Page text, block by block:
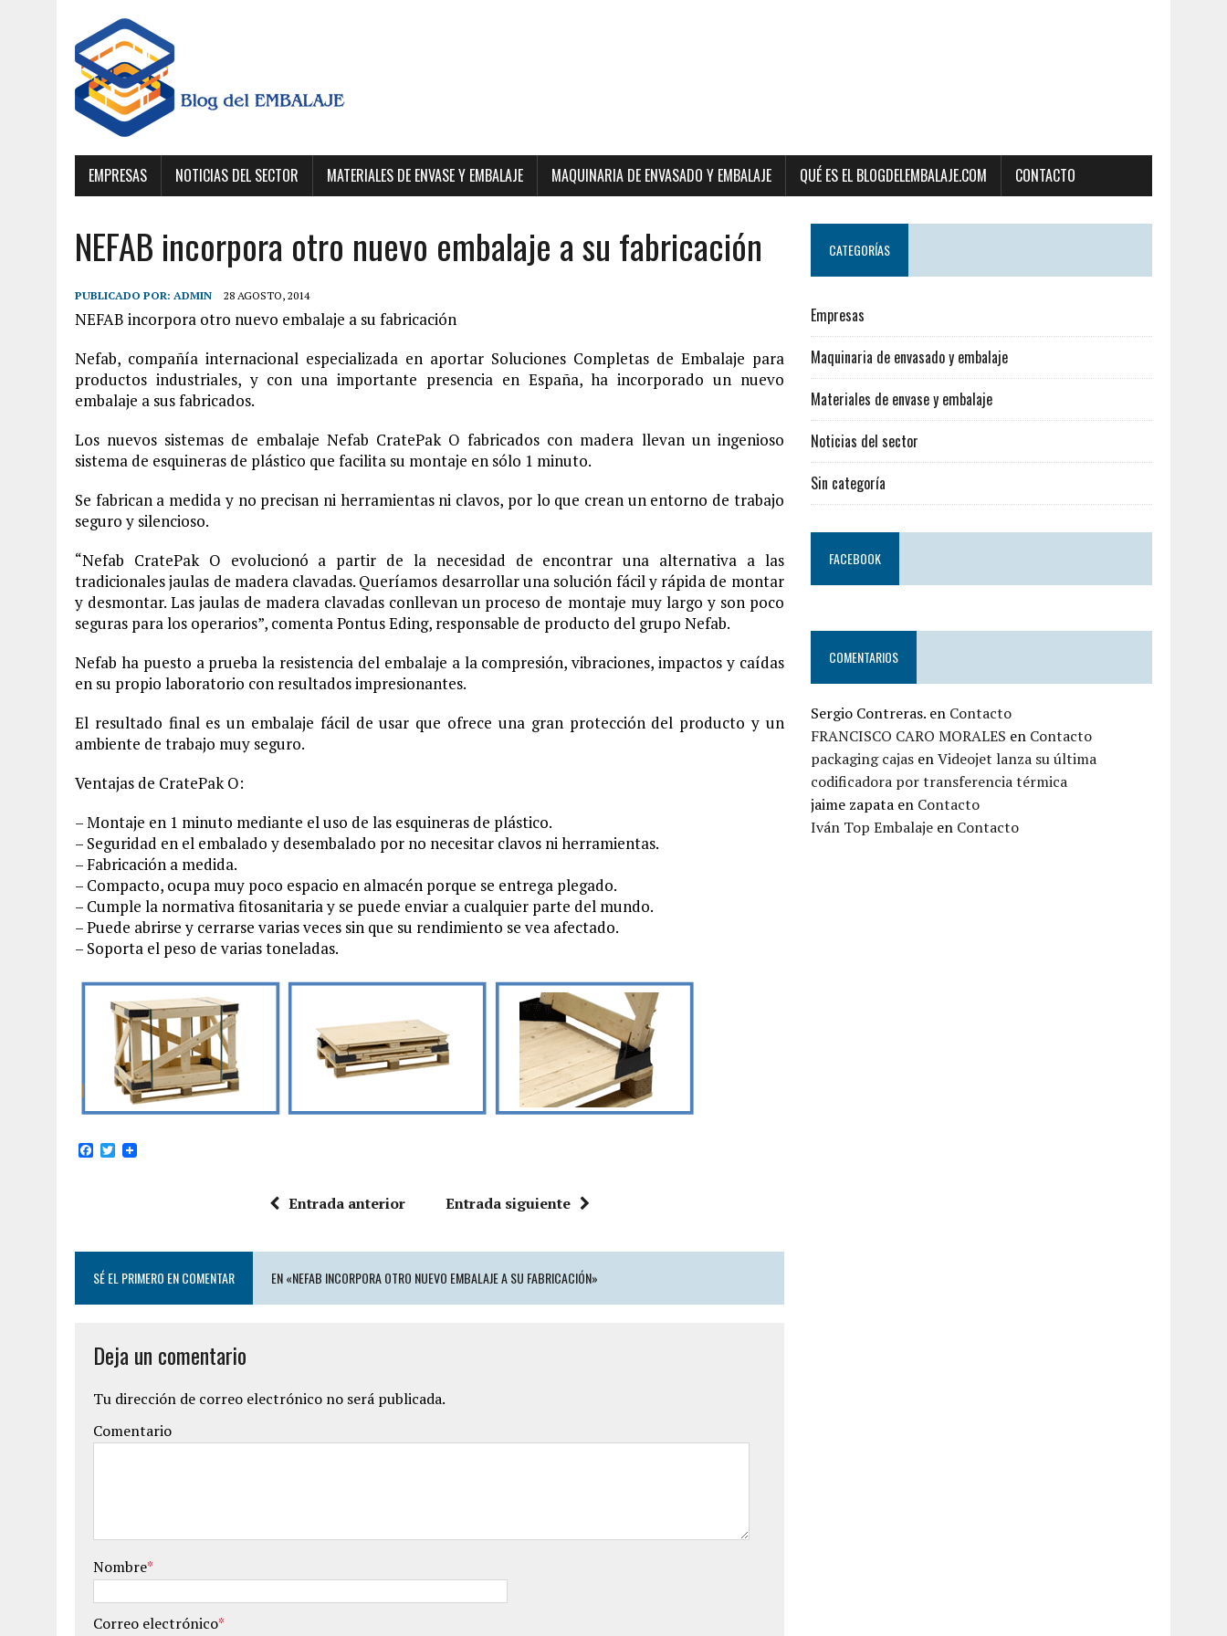
EMPRESAS NOTICIAS DEL SECTOR MATERIALES DE ENVASE Y EMBALAJE MAQUINARIA DE ENVASADO Y EMBALAJE QUÉ ES EL BLOGDELEMBALAJE.COM CONTACTO
NEFAB incorpora otro nuevo embalaje a su fabricación
PUBLICADO POR: ADMIN 28 AGOSTO, 2014
NEFAB incorpora otro nuevo embalaje a su fabricación
Nefab, compañía internacional especializada en aportar Soluciones Completas de Embalaje para
productos industriales, y con una importante presencia en España, ha incorporado un nuevo
embalaje a sus fabricados.
Los nuevos sistemas de embalaje Nefab CratePak O fabricados con madera llevan un ingenioso
sistema de esquineras de plástico que facilita su montaje en sólo 1 minuto.
Se fabrican a medida y no precisan ni herramientas ni clavos, por lo que crean un entorno de trabajo
seguro y silencioso.
“Nefab CratePak O evolucionó a partir de la necesidad de encontrar una alternativa a las
tradicionales jaulas de madera clavadas. Queríamos desarrollar una solución fácil y rápida de montar
y desmontar. Las jaulas de madera clavadas conllevan un proceso de montaje muy largo y son poco
seguras para los operarios”, comenta Pontus Eding, responsable de producto del grupo Nefab.
Nefab ha puesto a prueba la resistencia del embalaje a la compresión, vibraciones, impactos y caídas
en su propio laboratorio con resultados impresionantes.
El resultado final es un embalaje fácil de usar que ofrece una gran protección del producto y un
ambiente de trabajo muy seguro.
Ventajas de CratePak O:
– Montaje en 1 minuto mediante el uso de las esquineras de plástico.
– Seguridad en el embalado y desembalado por no necesitar clavos ni herramientas.
– Fabricación a medida.
– Compacto, ocupa muy poco espacio en almacén porque se entrega plegado.
– Cumple la normativa fitosanitaria y se puede enviar a cualquier parte del mundo.
– Puede abrirse y cerrarse varias veces sin que su rendimiento se vea afectado.
– Soporta el peso de varias toneladas.
F
k
T
Entrada anterior Entrada siguiente
SÉ EL PRIMERO EN COMENTAR EN «NEFAB INCORPORA OTRO NUEVO EMBALAJE A SU FABRICACIÓN»
Deja un comentario
Tu dirección de correo electrónico no será publicada.
Comentario
Nombre*
Correo electrónico*
CATEGORÍAS
Empresas
Maquinaria de envasado y embalaje
Materiales de envase y embalaje
Noticias del sector
Sin categoría
FACEBOOK
COMENTARIOS
Sergio Contreras. en Contacto
FRANCISCO CARO MORALES en Contacto
packaging cajas enVideojet lanza su última
codificadora por transferencia térmica
jaime zapata en Contacto
Iván Top Embalaje en Contacto